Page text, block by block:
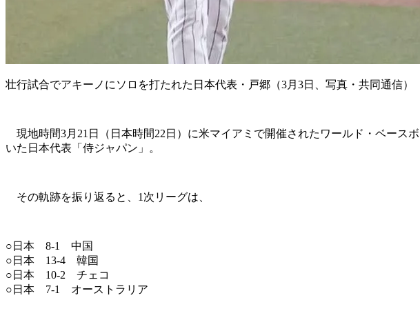
壮行試合でアキーノにソロを打たれた日本代表・戸郷（3月3日、写真・共同通信）
現地時間3月21日（日本時間22日）に米マイアミで開催されたワールド・ベース
いた日本代表「侍ジャパン」。
その軌跡を振り返ると、1次リーグは、
○日本 8-1 中国
○日本 13-4 韓国
○日本 10-2 チェコ
○日本 7-1 オーストラリア